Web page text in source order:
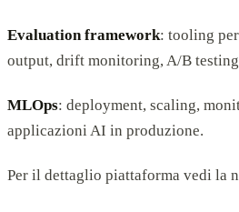
Evaluation framework: tooling
output, drift monitoring, A/B
MLOps: deployment, scaling,
applicazioni AI in produzione.
Per il dettaglio piattaforma vedi la